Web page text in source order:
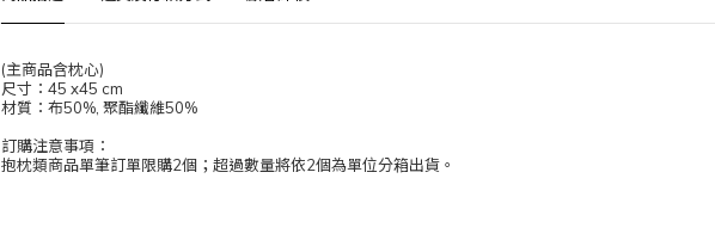
(主商品含枕心)
尺寸：45 x45 cm
材質：布50%, 聚酯纖維50%
訂購注意事項：
抱枕類商品單筆訂單限購2個；超過數量將依2個為單位分箱出貨。